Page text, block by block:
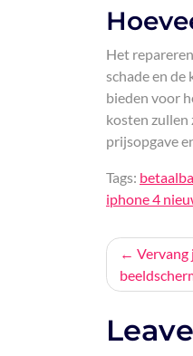
Het
schade en
bieden voor
kosten zullen
prijsopgave
Tags:
iphone 4
Vervang